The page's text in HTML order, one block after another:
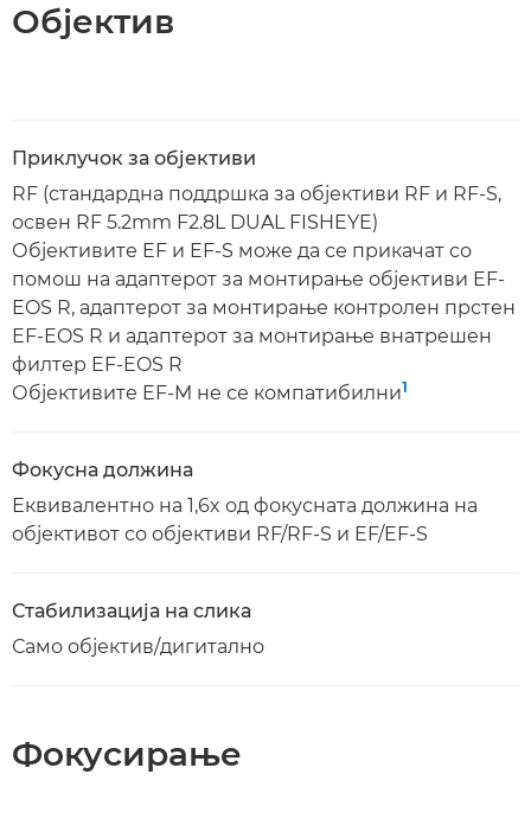
Објектив
Приклучок за објективи
RF (стандардна поддршка за објективи RF и RF-S,
освен RF 5.2mm F2.8L DUAL FISHEYE)
Објективите EF и EF-S може да се прикачат со
помош на адаптерот за монтирање објективи EF-
EOS R, адаптерот за монтирање контролен прстен
EF-EOS R и адаптерот за монтирање внатрешен
филтер EF-EOS R
Објективите EF-M не се компатибилни1
Фокусна должина
Еквивалентно на 1,6x од фокусната должина на
објективот со објективи RF/RF-S и EF/EF-S
Стабилизација на слика
Само објектив/дигитално
Фокусирање